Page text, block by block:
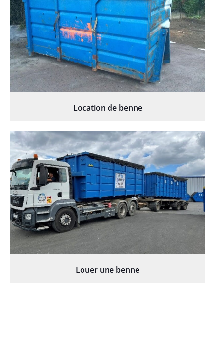
Location de benne
Louer une benne